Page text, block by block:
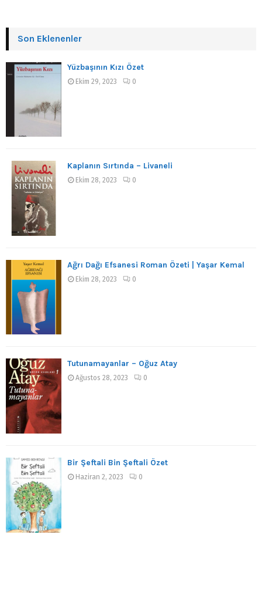
Son Eklenenler
Yüzbaşının Kızı Özet
Ekim 29, 2023 0
Kaplanın Sırtında – Livaneli
Ekim 28, 2023 0
Ağrı Dağı Efsanesi Roman Özeti | Yaşar Kemal
Ekim 28, 2023 0
Tutunamayanlar – Oğuz Atay
Ağustos 28, 2023 0
Bir Şeftali Bin Şeftali Özet
Haziran 2, 2023 0